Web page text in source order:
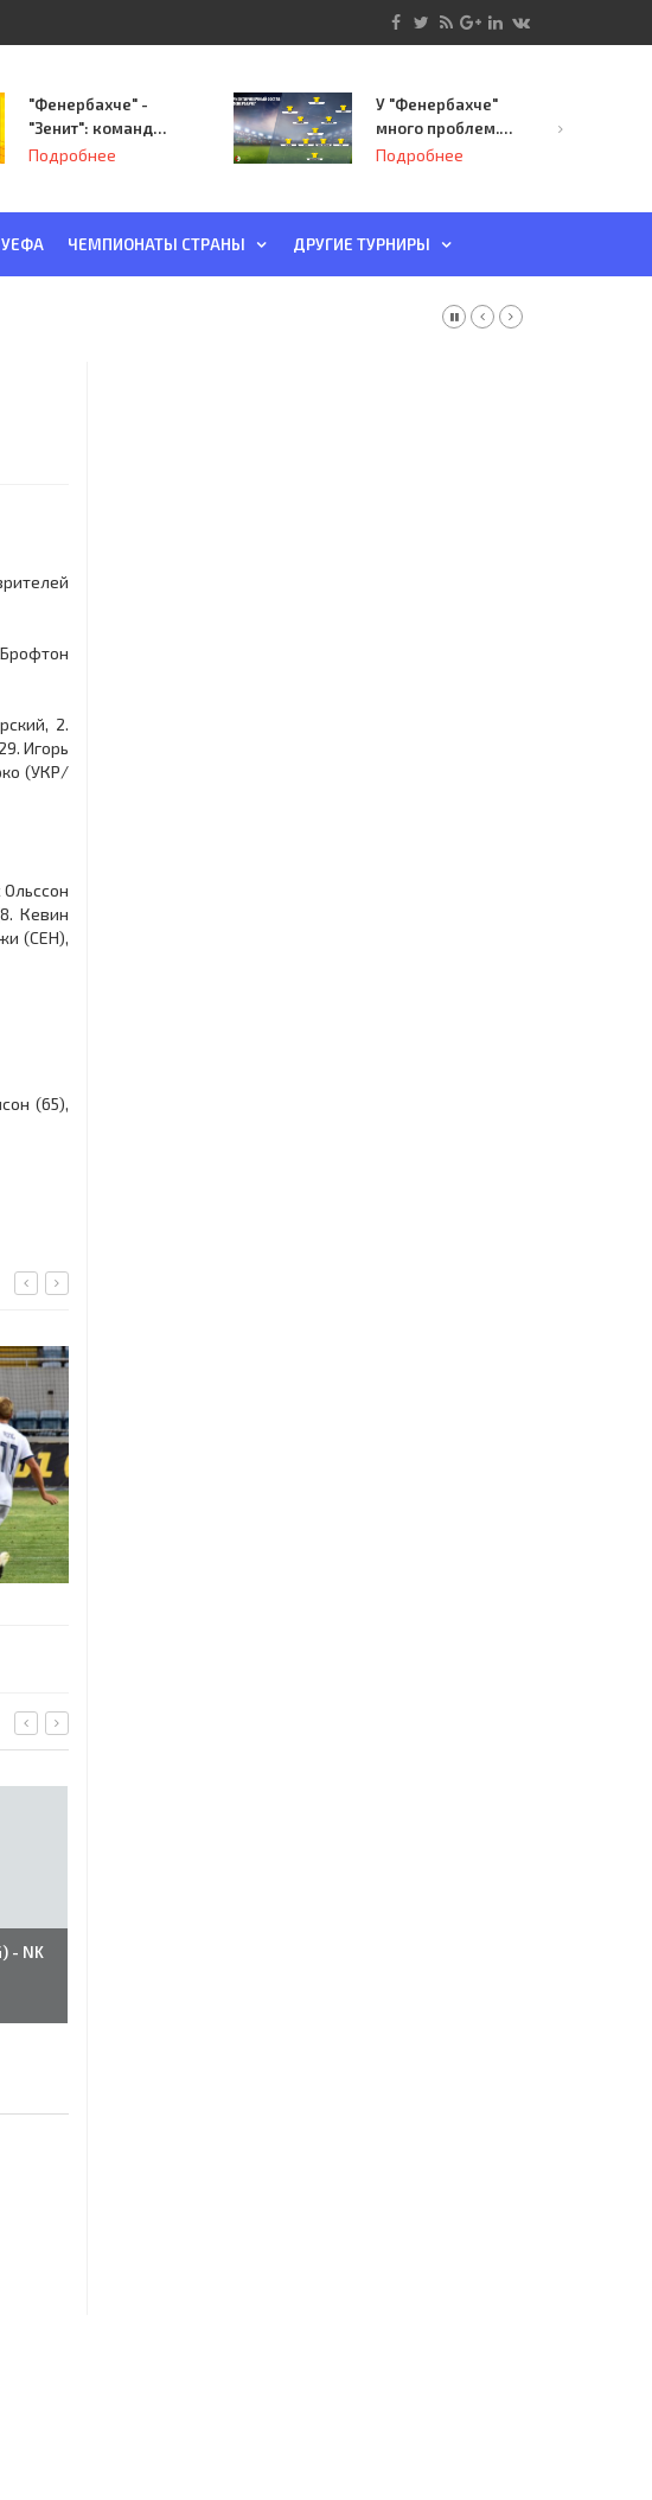
"Фенербахче" -
"Зенит": команда
Семака начинает
Подробнее
У "Фенербахче"
много проблем.
Но он опасен для
Подробнее
УЕФА ЧЕМПИОНАТЫ СТРАНЫ ДРУГИЕ ТУРНИРЫ
2.
Игорь
(УКР/
Кевин
(СЕН),
(65),
- NK